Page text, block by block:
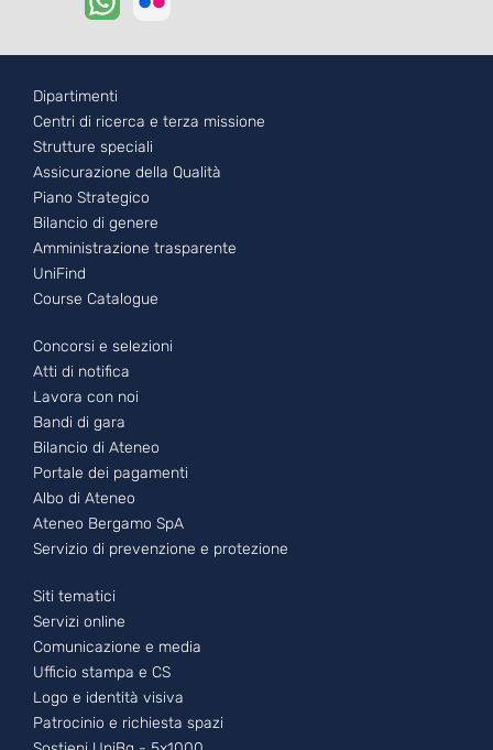
Footer - 1
Dipartimenti
Centri di ricerca e terza missione
Strutture speciali
Assicurazione della Qualità
Piano Strategico
Bilancio di genere
Amministrazione trasparente
UniFind
Course Catalogue
Footer - 2
Concorsi e selezioni
Atti di notifica
Lavora con noi
Bandi di gara
Bilancio di Ateneo
Portale dei pagamenti
Albo di Ateneo
Ateneo Bergamo SpA
Servizio di prevenzione e protezione
Footer - 3
Siti tematici
Servizi online
Comunicazione e media
Ufficio stampa e CS
Logo e identità visiva
Patrocinio e richiesta spazi